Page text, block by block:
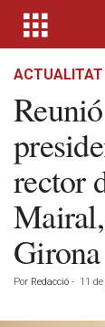
ACTUALITAT
rector
Girona
Por Redacció - 11